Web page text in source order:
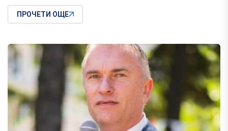
ПРОЧЕТИ ОЩЕ